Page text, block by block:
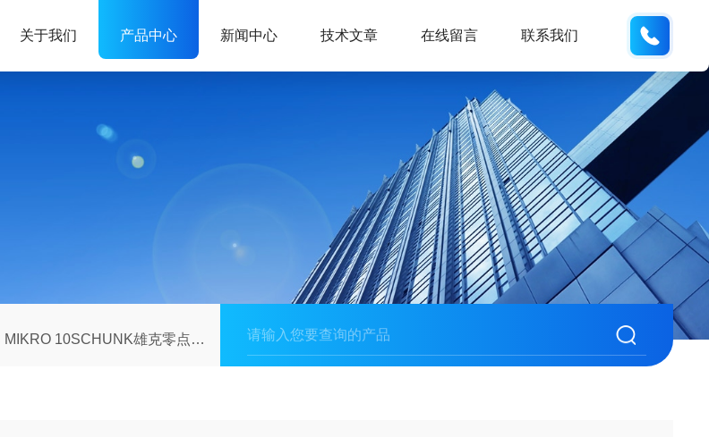
关于我们 产品中心 新闻中心 技术文章 在线留言 联系我们
10SCHUNK雄克零点夹持销